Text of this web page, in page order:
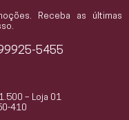
Receba as últimas
5455
– Loja 01
410